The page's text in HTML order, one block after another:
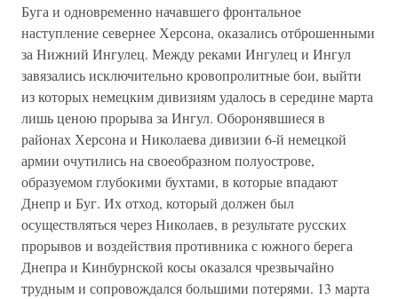
Буга и одновременно начавшего фронтальное
наступление севернее Херсона, оказались отброшенными
за Нижний Ингулец. Между реками Ингулец и Ингул
завязались исключительно кровопролитные бои, выйти
из которых немецким дивизиям удалось в середине марта
лишь ценою прорыва за Ингул. Оборонявшиеся в
районах Херсона и Николаева дивизии 6-й немецкой
армии очутились на своеобразном полуострове,
образуемом глубокими бухтами, в которые впадают
Днепр и Буг. Их отход, который должен был
осуществляться через Николаев, в результате русских
прорывов и воздействия противника с южного берега
Днепра и Кинбурнской косы оказался чрезвычайно
трудным и сопровождался большими потерями. 13 марта